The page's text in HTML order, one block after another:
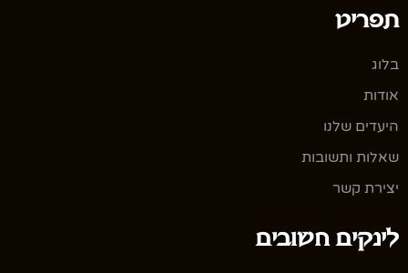
תפריט
בלוג
אודות
היעדים שלנו
שאלות ותשובות
יצירת קשר
לינקים חשובים